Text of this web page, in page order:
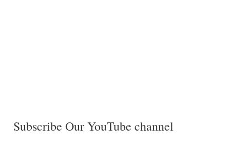
Subscribe Our YouTube channel